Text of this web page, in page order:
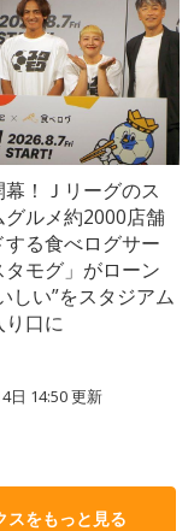
！Ｊリーグのス
グルメ約2000店舗
する食べログサー
タモグ」がローン
しい”をスタジアム
口に
日 14:50更新
スをもっと見る